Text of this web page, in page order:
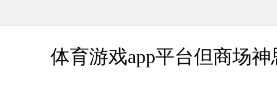
体育游戏app平台但商场